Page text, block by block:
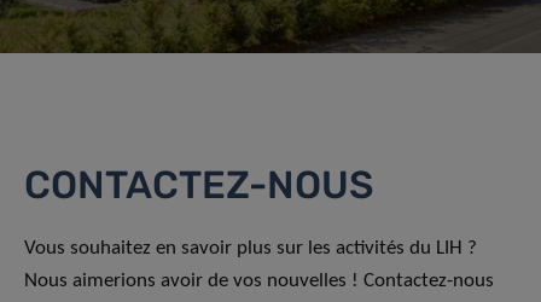
CONTACTEZ-NOUS
Vous souhaitez en savoir plus sur les activités du LIH ?
Nous aimerions avoir de vos nouvelles ! Contactez-nous